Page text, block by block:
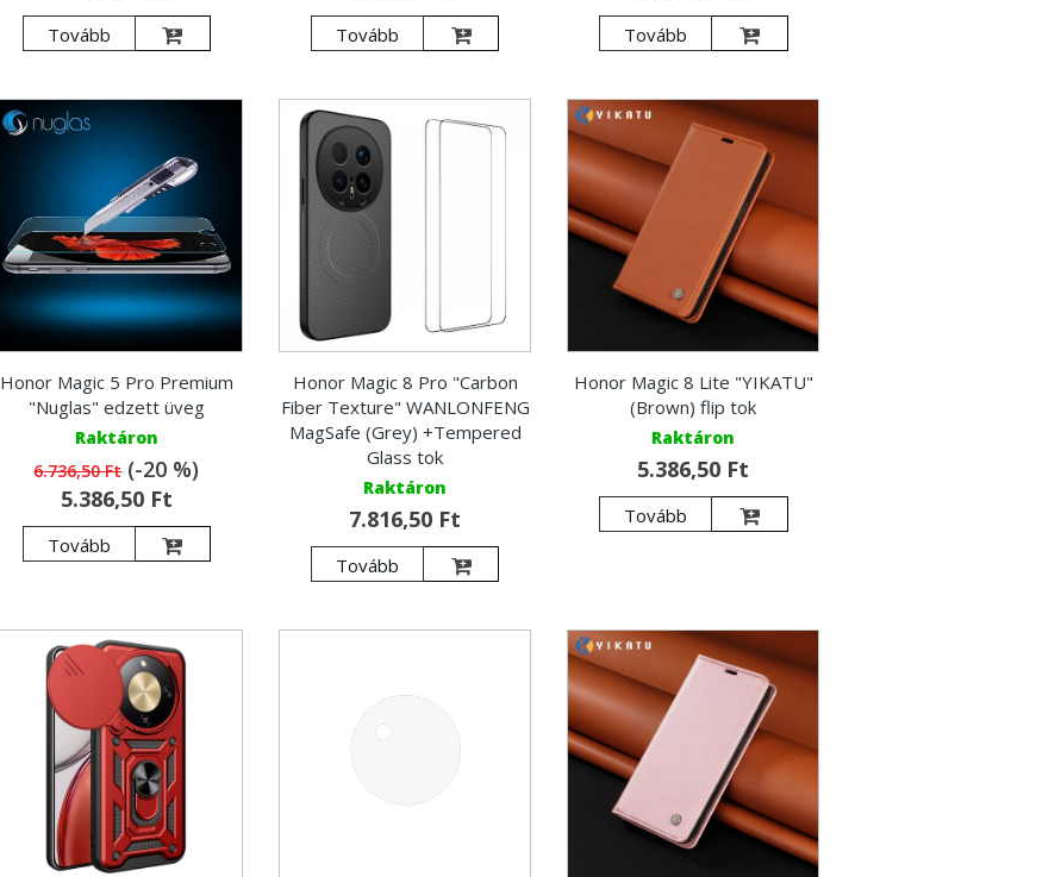
Tovább Tovább Tovább
Honor Magic 5 Pro Premium
"Nuglas" edzett üveg
Raktáron
6.736,50 Ft(-20 %)
5.386,50 Ft
Tovább
Honor Magic 8 Pro "Carbon
Fiber Texture" WANLONFENG
MagSafe (Grey) +Tempered
Glass tok
Raktáron
7.816,50 Ft
Tovább
Honor Magic 8 Lite "YIKATU"
(Brown) flip tok
Raktáron
5.386,50 Ft
Tovább